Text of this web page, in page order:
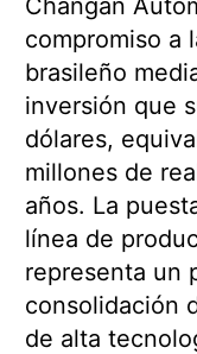
compromiso a
brasileño
inversión que
dólares,
millones de
años. La
línea de
representa un
consolidación
de alta